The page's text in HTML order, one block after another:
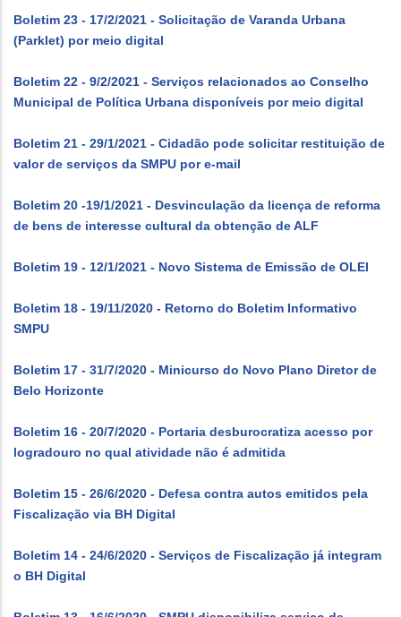
Boletim 23 - 17/2/2021 - Solicitação de Varanda Urbana
(Parklet) por meio digital
Boletim 22 - 9/2/2021 - Serviços relacionados ao Conselho
Municipal de Política Urbana disponíveis por meio digital
Boletim 21 - 29/1/2021 - Cidadão pode solicitar restituição de
valor de serviços da SMPU por e-mail
Boletim 20 -19/1/2021 - Desvinculação da licença de reforma
de bens de interesse cultural da obtenção de ALF
Boletim 19 - 12/1/2021 - Novo Sistema de Emissão de OLEI
Boletim 18 - 19/11/2020 - Retorno do Boletim Informativo
SMPU
Boletim 17 - 31/7/2020 - Minicurso do Novo Plano Diretor de
Belo Horizonte
Boletim 16 - 20/7/2020 - Portaria desburocratiza acesso por
logradouro no qual atividade não é admitida
Boletim 15 - 26/6/2020 - Defesa contra autos emitidos pela
Fiscalização via BH Digital
Boletim 14 - 24/6/2020 - Serviços de Fiscalização já integram
o BH Digital